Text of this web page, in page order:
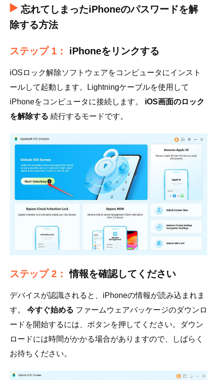
忘れてしまったiPhoneのパスワードを解
除する方法
ステップ 1： iPhoneをリンクする
iOSロック解除ソフトウェアをコンピュータにインスト
ールして起動します。Lightningケーブルを使用して
iPhoneをコンピュータに接続します。 iOS画面のロック
を解除する 続行するモードです。
ステップ 2：情報を確認してください
デバイスが認識されると、iPhoneの情報が読み込まれま
す。 今すぐ始める ファームウェアパッケージのダウンロ
ードを開始するには、ボタンを押してください。ダウン
ロードには時間がかかる場合がありますので、しばらく
お待ちください。